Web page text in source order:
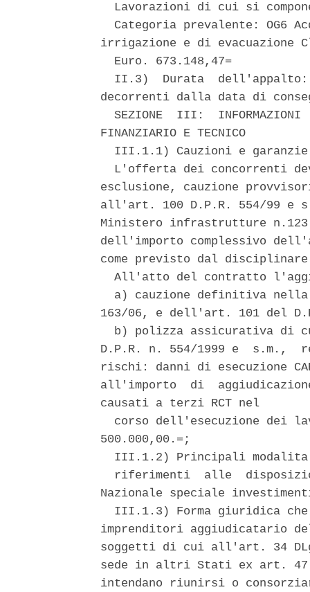
Lavorazioni di cui si
Categoria prevalente: OG6
irrigazione e di
  Euro. 673.148,47=
II.3)  Durata
decorrenti dalla data di
SEZIONE  III:  INFORMAZIONI
FINANZIARIO E TECNICO
III.1.1) Cauzioni e
L'offerta dei concorrenti
esclusione, cauzione
all'art. 100 D.P.R. 554/99 e
Ministero infrastrutture
dell'importo complessivo
come previsto dal
All'atto del contratto
a) cauzione definitiva
163/06, e dell'art. 101 del
b) polizza assicurativa di
D.P.R. n. 554/1999 e  s.m.,
rischi: danni di esecuzione
all'importo  di
causati a terzi RCT nel
corso dell'esecuzione dei
500.000,00.=;
III.1.2) Principali
riferimenti  alle
Nazionale speciale
III.1.3) Forma giuridica
imprenditori aggiudicatario
soggetti di cui all'art. 34
sede in altri Stati ex art. 47
intendano riunirsi o